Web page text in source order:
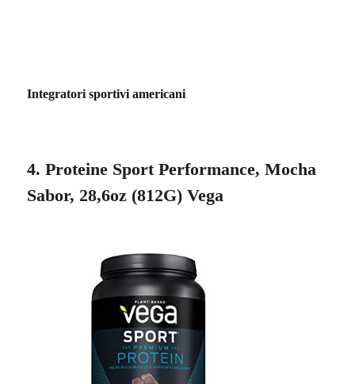
Integratori sportivi americani
4. Proteine Sport Performance, Mocha
Sabor, 28,6oz (812G) Vega